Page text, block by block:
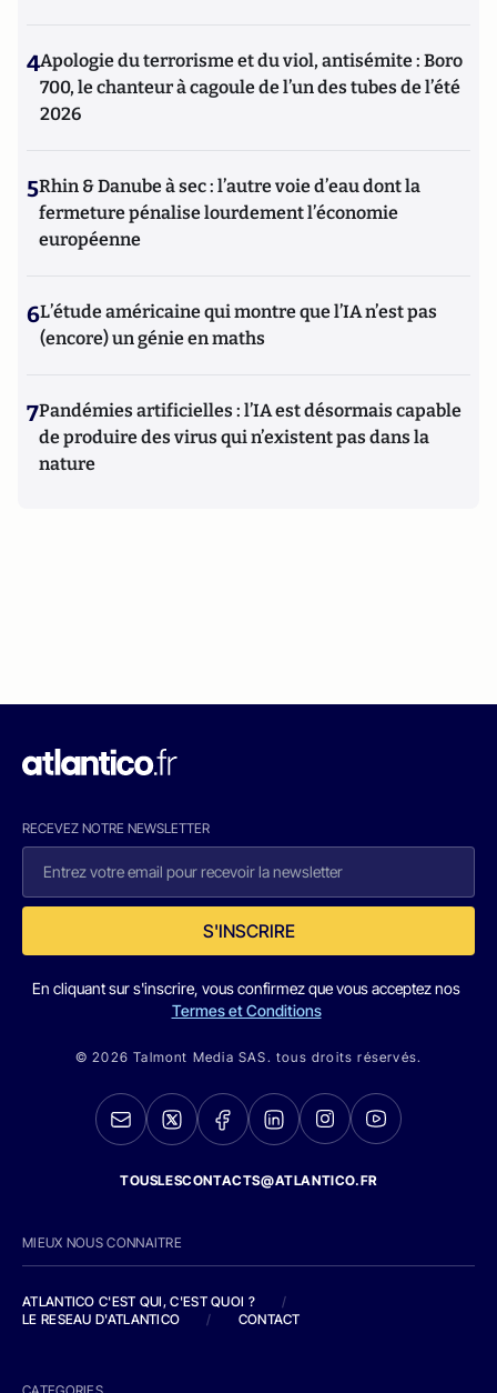
4Apologie du terrorisme et du viol, antisémite : Boro
700, le chanteur à cagoule de l’un des tubes de l’été
2026
5Rhin & Danube à sec : l’autre voie d’eau dont la
fermeture pénalise lourdement l’économie
européenne
6L’étude américaine qui montre que l’IA n’est pas
(encore) un génie en maths
7Pandémies artificielles : l’IA est désormais capable
de produire des virus qui n’existent pas dans la
nature
RECEVEZ NOTRE NEWSLETTER
S'INSCRIRE
En cliquant sur s'inscrire, vous confirmez que vous acceptez nos
Termes et Conditions
© 2026 Talmont Media SAS. tous droits réservés.
TOUSLESCONTACTS@ATLANTICO.FR
MIEUX NOUS CONNAITRE
ATLANTICO C'EST QUI, C'EST QUOI ?
/
LE RESEAU D'ATLANTICO
/ CONTACT